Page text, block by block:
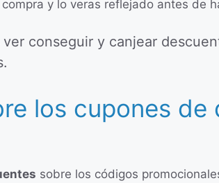
y lo veras reflejado antes de
conseguir y canjear
los cupones de
sobre los códigos